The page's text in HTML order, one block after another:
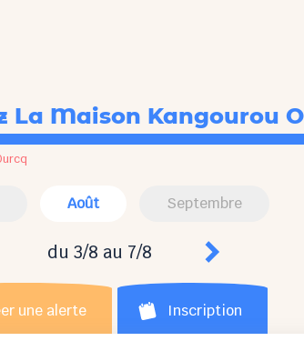
La Maison Kangourou
Août Septembre
du 3/8 au 7/8
une alerte Inscription